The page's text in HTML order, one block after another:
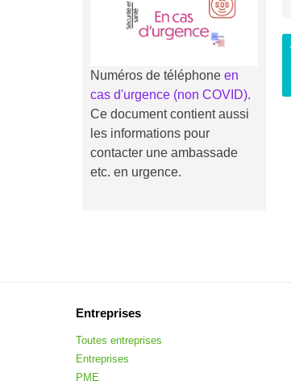
Numéros de téléphone en
cas d'urgence (non COVID).
Ce document contient aussi
les informations pour
contacter une ambassade
etc. en urgence.
Entreprises
Toutes entreprises
Entreprises
PME